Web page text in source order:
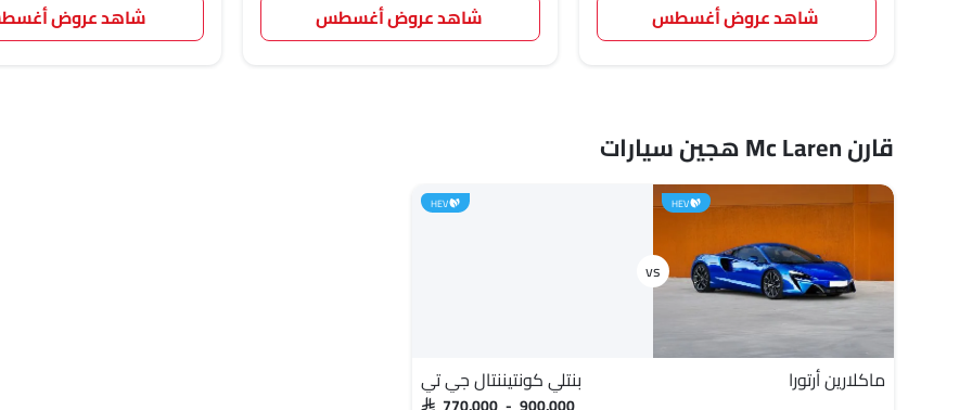
شاهد عروض أغسطس شاهد عروض أغسطس شاهد عروض
قارن Mc Laren هجين سيارات
HEV
ماكلارين أرتورا
HEV
بنتلي كونتيننتال جي تي
SAR 770,000 - 900,000